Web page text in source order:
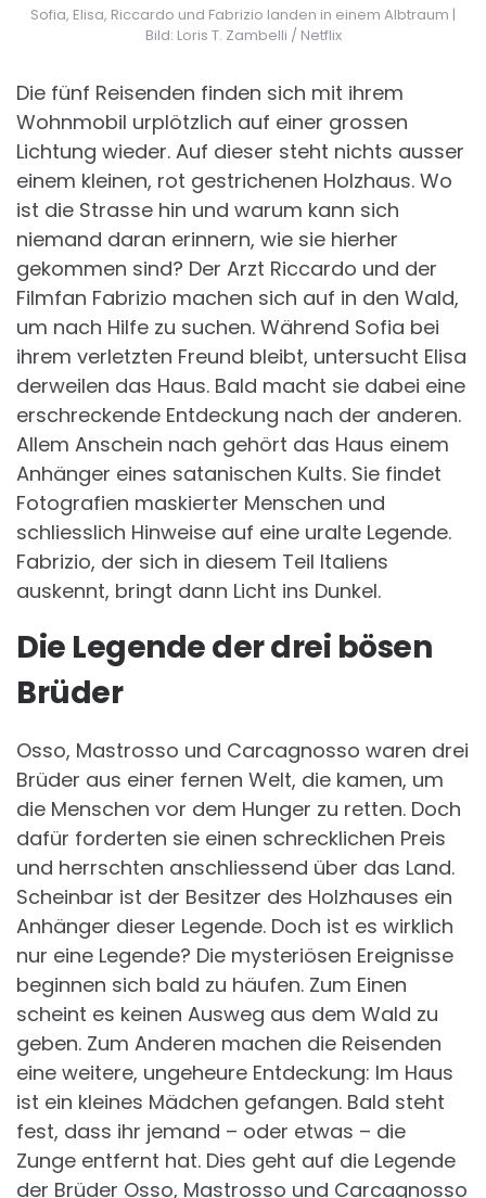
Sofia, Elisa, Riccardo und Fabrizio landen in einem Albtraum |
Bild: Loris T. Zambelli / Netflix
Die fünf Reisenden finden sich mit ihrem
Wohnmobil urplötzlich auf einer grossen
Lichtung wieder. Auf dieser steht nichts ausser
einem kleinen, rot gestrichenen Holzhaus. Wo
ist die Strasse hin und warum kann sich
niemand daran erinnern, wie sie hierher
gekommen sind? Der Arzt Riccardo und der
Filmfan Fabrizio machen sich auf in den Wald,
um nach Hilfe zu suchen. Während Sofia bei
ihrem verletzten Freund bleibt, untersucht Elisa
derweilen das Haus. Bald macht sie dabei eine
erschreckende Entdeckung nach der anderen.
Allem Anschein nach gehört das Haus einem
Anhänger eines satanischen Kults. Sie findet
Fotografien maskierter Menschen und
schliesslich Hinweise auf eine uralte Legende.
Fabrizio, der sich in diesem Teil Italiens
auskennt, bringt dann Licht ins Dunkel.
Die Legende der drei bösen
Brüder
Osso, Mastrosso und Carcagnosso waren drei
Brüder aus einer fernen Welt, die kamen, um
die Menschen vor dem Hunger zu retten. Doch
dafür forderten sie einen schrecklichen Preis
und herrschten anschliessend über das Land.
Scheinbar ist der Besitzer des Holzhauses ein
Anhänger dieser Legende. Doch ist es wirklich
nur eine Legende? Die mysteriösen Ereignisse
beginnen sich bald zu häufen. Zum Einen
scheint es keinen Ausweg aus dem Wald zu
geben. Zum Anderen machen die Reisenden
eine weitere, ungeheure Entdeckung: Im Haus
ist ein kleines Mädchen gefangen. Bald steht
fest, dass ihr jemand – oder etwas – die
Zunge entfernt hat. Dies geht auf die Legende
der Brüder Osso, Mastrosso und Carcagnosso